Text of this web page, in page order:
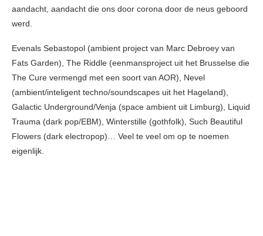
aandacht, aandacht die ons door corona door de neus geboord
werd.
Evenals Sebastopol (ambient project van Marc Debroey van
Fats Garden), The Riddle (eenmansproject uit het Brusselse die
The Cure vermengd met een soort van AOR), Nevel
(ambient/inteligent techno/soundscapes uit het Hageland),
Galactic Underground/Venja (space ambient uit Limburg), Liquid
Trauma (dark pop/EBM), Winterstille (gothfolk), Such Beautiful
Flowers (dark electropop)… Veel te veel om op te noemen
eigenlijk.